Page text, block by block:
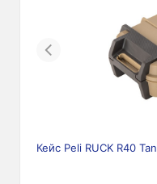
Previous
Кейс Peli RUCK R40 Tan